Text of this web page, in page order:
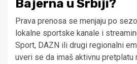
Bajerna u Srbiji?
Prava prenosa se menjaju po
lokalne sportske kanale i
Sport, DAZN ili drugi regionalni
uveri se da imaš aktivnu pretplatu